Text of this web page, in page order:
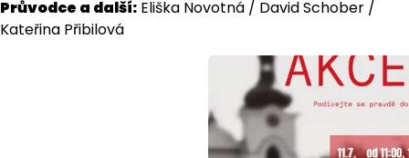
Průvodce a další: Eliška Novotná / David Schober /
Kateřina Přibilová